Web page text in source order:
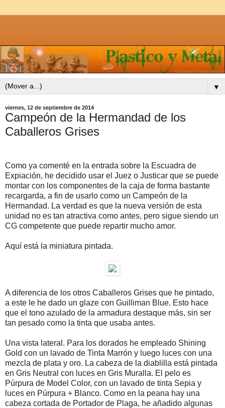
▼
viernes, 12 de septiembre de 2014
Campeón de la Hermandad de los
Caballeros Grises
Como ya comenté en la entrada sobre la Escuadra de
Expiación, he decidido usar el Juez o Justicar que se puede
montar con los componentes de la caja de forma bastante
recargarda, a fin de usarlo como un Campeón de la
Hermandad. La verdad es que la nueva versión de esta
unidad no es tan atractiva como antes, pero sigue siendo un
CG competente que puede repartir mucho amor.
Aquí está la miniatura pintada.
A diferencia de los otros Caballeros Grises que he pintado,
a este le he dado un glaze con Guilliman Blue. Esto hace
que el tono azulado de la armadura destaque más, sin ser
tan pesado como la tinta que usaba antes.
Una vista lateral. Para los dorados he empleado Shining
Gold con un lavado de Tinta Marrón y luego luces con una
mezcla de plata y oro. La cabeza de la diablilla está pintada
en Gris Neutral con luces en Gris Muralla. El pelo es
Púrpura de Model Color, con un lavado de tinta Sepia y
luces en Púrpura + Blanco. Como en la peana hay una
cabeza cortada de Portador de Plaga, he añadido algunas